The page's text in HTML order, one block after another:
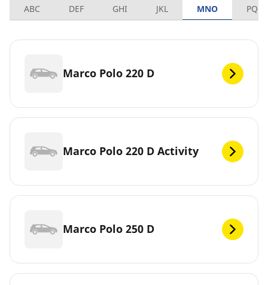
ABC DEF GHI JKL MNO PQRS
Marco Polo 220 D
Marco Polo 220 D Activity
Marco Polo 250 D